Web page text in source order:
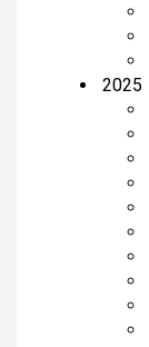
2025